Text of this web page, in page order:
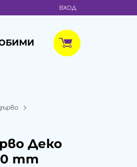
ВХОД
Деко
mm